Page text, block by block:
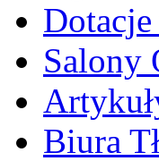
Salony
Biura